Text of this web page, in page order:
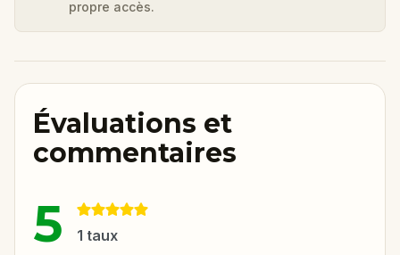
propre accès.
Évaluations et
commentaires
5 1 taux